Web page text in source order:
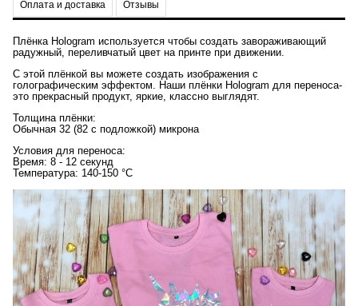
Оплата и доставка Отзывы
Плёнка Hologram используется чтобы создать завораживающий
радужный, переливчатый цвет на принте при движении.
С этой плёнкой вы можете создать изображения с
голографическим эффектом. Наши плёнки Hologram для переноса-
это прекрасный продукт, яркие, классно выглядят.
Толщина плёнки:
Обычная 32 (82 с подложкой) микрона
Условия для переноса:
Время: 8 - 12 секунд
Температура: 140-150 °C